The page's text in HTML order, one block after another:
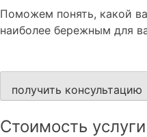
Поможем понять, какой
наиболее бережным для
получить консультацию
Стоимость